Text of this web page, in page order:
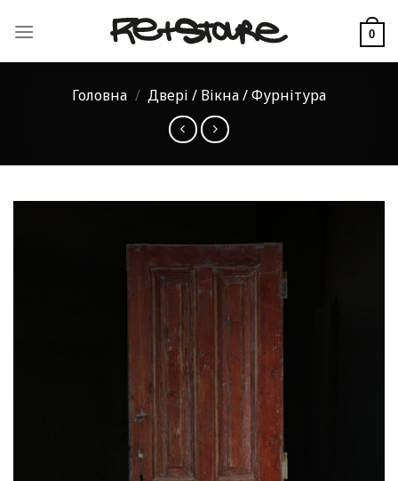
0
Головна / Двері / Вікна / Фурнітура